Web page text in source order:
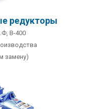
редукторы
, В-400
замену)